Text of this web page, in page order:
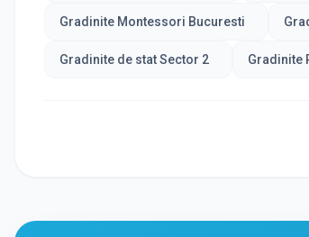
Gradinite Montessori Bucuresti
Gradinite de stat Sector 2 Gradinite